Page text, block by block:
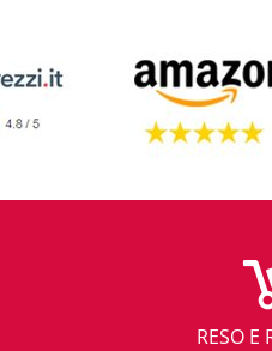
RESO E